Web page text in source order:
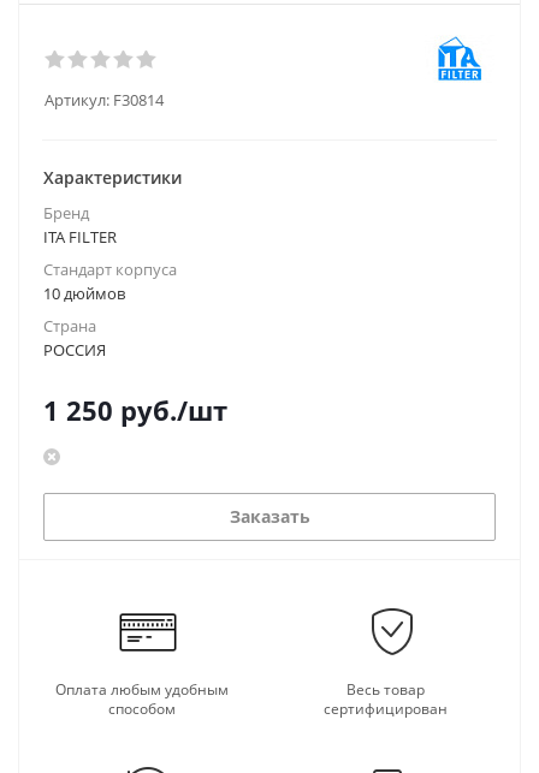
Артикул: F30814
Характеристики
Бренд
ITA FILTER
Стандарт корпуса
10 дюймов
Страна
РОССИЯ
1 250 руб./шт
Заказать
Оплата любым удобным
способом
Весь товар
сертифицирован